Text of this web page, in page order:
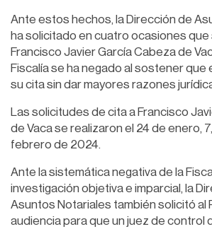
Ante estos hechos, la Dirección de
ha solicitado en cuatro ocasiones que
Francisco Javier García Cabeza de
Fiscalía se ha negado al sostener
su cita sin dar mayores razones
Las solicitudes de cita a Francisco
de Vaca se realizaron el 24 de enero,
febrero de 2024.
Ante la sistemática negativa de la
investigación objetiva e imparcial, la
Asuntos Notariales también solicitó al
audiencia para que un juez de control